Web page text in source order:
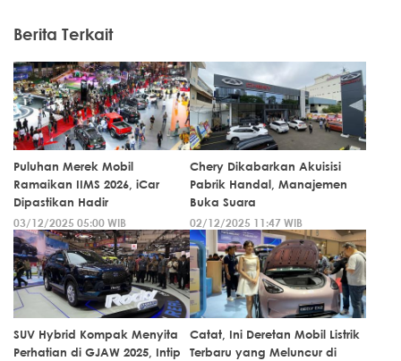
Berita Terkait
Puluhan Merek Mobil
Ramaikan IIMS 2026, iCar
Dipastikan Hadir
03/12/2025 05:00 WIB
Chery Dikabarkan Akuisisi
Pabrik Handal, Manajemen
Buka Suara
02/12/2025 11:47 WIB
SUV Hybrid Kompak Menyita
Perhatian di GJAW 2025, Intip
Catat, Ini Deretan Mobil Listrik
Terbaru yang Meluncur di